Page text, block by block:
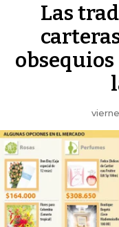
Las